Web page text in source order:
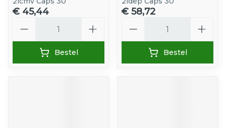
€ 45,44
Bestel
€ 58,72
Bestel